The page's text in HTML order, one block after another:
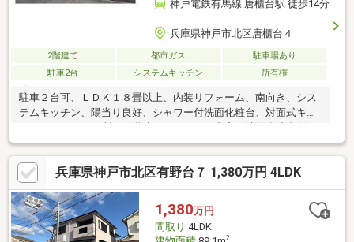
神戸電鉄有馬線 唐櫃台駅 徒歩14分
兵庫県神戸市北区唐櫃台４
2階建て 都市ガス
駐車場あり
駐車2台
システムキッチン 所有権
駐車２台可、ＬＤＫ１８畳以上、内装リフォーム、南向き、シス
テムキッチン、陽当り良好、シャワー付洗面化粧台、対面式キッ
チン、トイレ２ヶ所、２階建。リフォーム内容（洗面化粧台新
調、1階2階トイレ新調、コンロ新調、給湯器新調、2階和室2部屋
を洋室に変更、クロス全室貼替、ＣＦ張替、畳表替、襖・障子貼
替、ハウスクリーニング等）
兵庫県神戸市北区有野台７ 1,380万円 4LDK
1,380万円
間取り 4LDK
2